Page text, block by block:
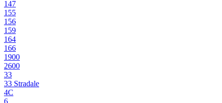
147
155
156
159
164
166
1900
2600
33
33 Stradale
4C
6